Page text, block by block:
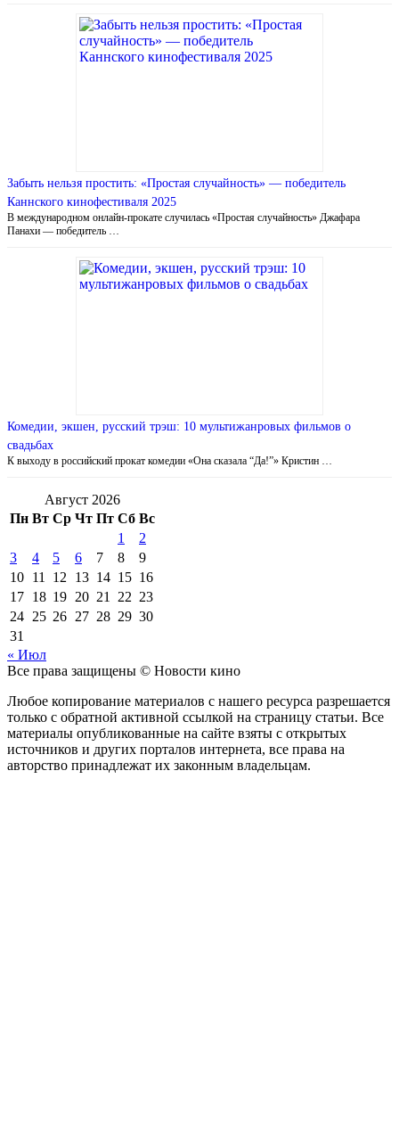
Забыть нельзя простить: «Простая случайность» — победитель
Каннского кинофестиваля 2025
В международном онлайн-прокате случилась «Простая случайность» Джафара
Панахи — победитель …
Комедии, экшен, русский трэш: 10 мультижанровых фильмов о
свадьбах
К выходу в российский прокат комедии «Она сказала “Да!”» Кристин …
Август 2026
Пн Вт Ср Чт Пт Сб Вс
1
2
3
4 5 6 7 8
9
10 11 12 13 14 15 16
17 18 19 20 21 22 23
24 25 26 27 28 29 30
31
« Июл
Все права защищены © Новости кино
Любое копирование материалов с нашего ресурса разрешается
только с обратной активной ссылкой на страницу статьи. Все
материалы опубликованные на сайте взяты с открытых
источников и других порталов интернета, все права на
авторство принадлежат их законным владельцам.